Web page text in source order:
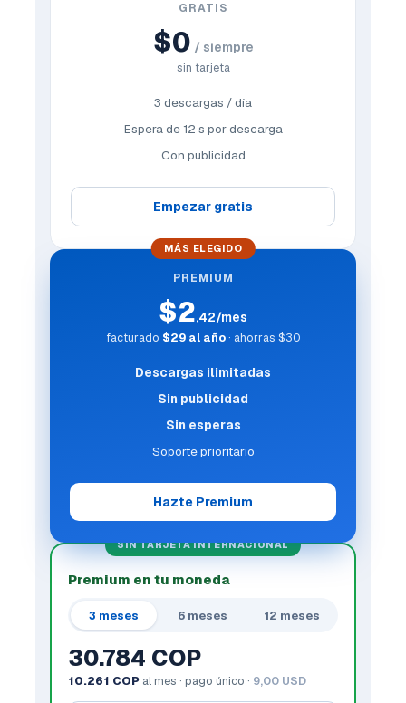
GRATIS
$0 / siempre
sin tarjeta
3 descargas / día
Espera de 12 s por descarga
Con publicidad
Empezar gratis
MÁS ELEGIDO
PREMIUM
$2,42/mes
facturado $29 al año· ahorras $30
Descargas ilimitadas
Sin publicidad
Sin esperas
Soporte prioritario
Hazte Premium
SIN TARJETA INTERNACIONAL
Premium en tu moneda
3 meses 6 meses 12 meses
30.784 COP
10.261 COP al mes · pago único · 9,00 USD